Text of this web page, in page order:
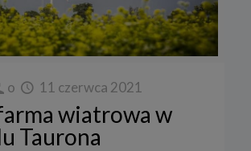
o 11 czerwca 2021
wiatrowa w
Taurona